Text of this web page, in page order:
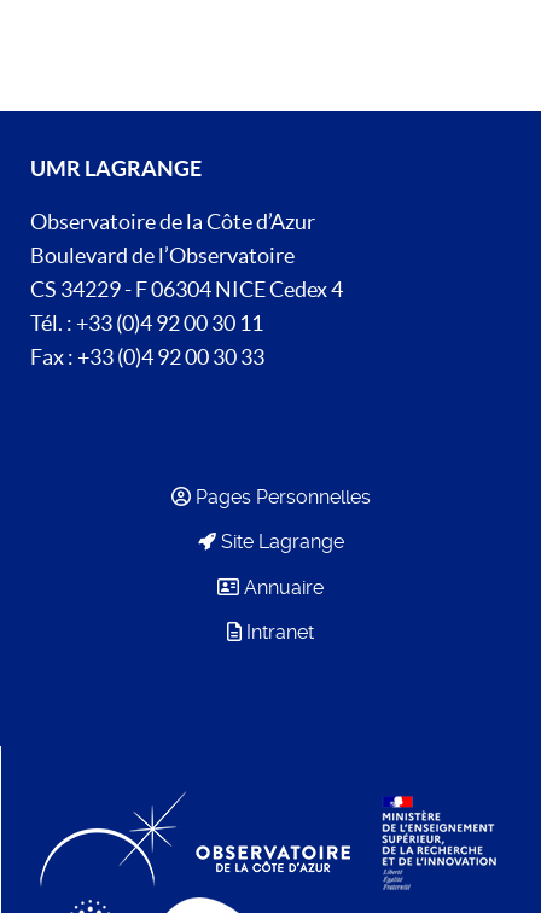
UMR LAGRANGE
Observatoire de la Côte d’Azur
Boulevard de l’Observatoire
CS 34229 - F 06304 NICE Cedex 4
Tél. : +33 (0)4 92 00 30 11
Fax : +33 (0)4 92 00 30 33
Pages Personnelles
Site Lagrange
Annuaire
Intranet